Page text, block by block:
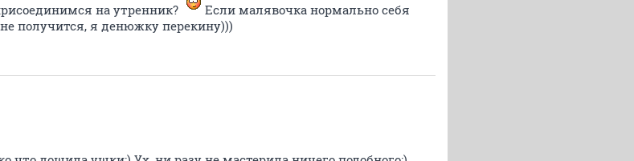
на утренник?
Если малявочка нормально себя
получится, я денюжку перекину)))